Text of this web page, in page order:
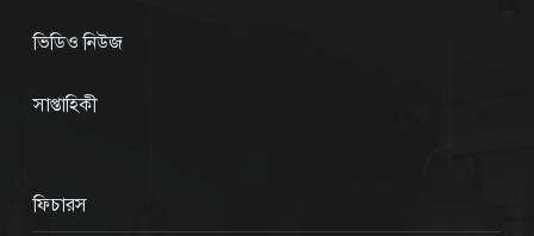
ভিডিও নিউজ
সাপ্তাহিকী
ফিচারস